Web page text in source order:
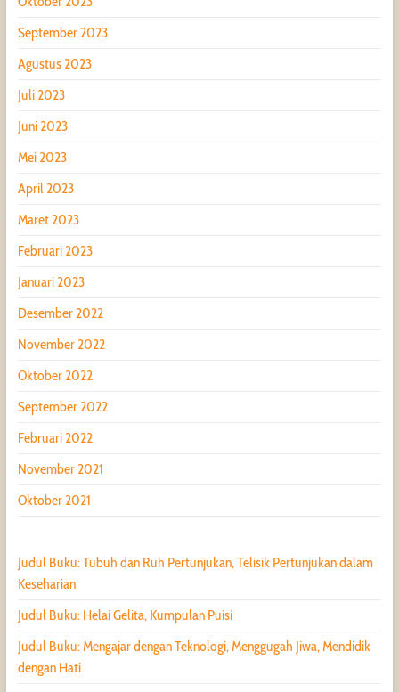
September 2023
Agustus 2023
Juli 2023
Juni 2023
Mei 2023
April 2023
Maret 2023
Februari 2023
Januari 2023
Desember 2022
November 2022
Oktober 2022
September 2022
Februari 2022
November 2021
Oktober 2021
Judul Buku: Tubuh dan Ruh Pertunjukan, Telisik Pertunjukan dalam
Keseharian
Judul Buku: Helai Gelita, Kumpulan Puisi
Judul Buku: Mengajar dengan Teknologi, Menggugah Jiwa, Mendidik
dengan Hati